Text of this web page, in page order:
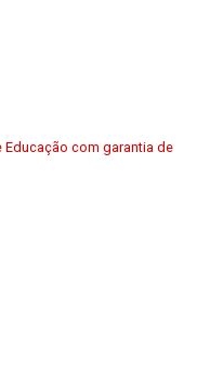
Educação com garantia de